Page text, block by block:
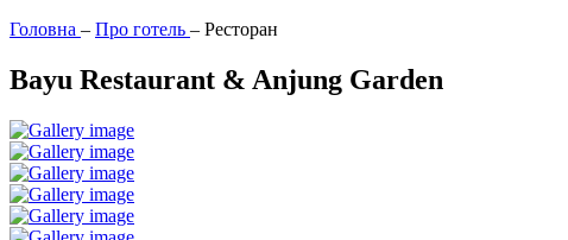
Головна – Про готель – Ресторан
Bayu Restaurant & Anjung Garden